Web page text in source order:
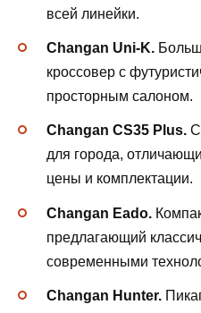
всей линейки.
Changan Uni-K.
кроссовер с
просторным салоном.
Changan CS35 Plus.
для города,
цены и комплектации.
Changan Eado.
предлагающий
современными
Changan Hunter.